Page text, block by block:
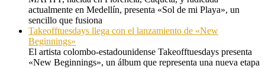
actualmente en Medellín, presenta «Sol de mi Playa», un
sencillo que fusiona
Takeofftuesdays llega con el lanzamiento de «New
Beginnings»
El artista colombo-estadounidense Takeofftuesdays presenta
«New Beginnings», un álbum que representa una nueva etapa